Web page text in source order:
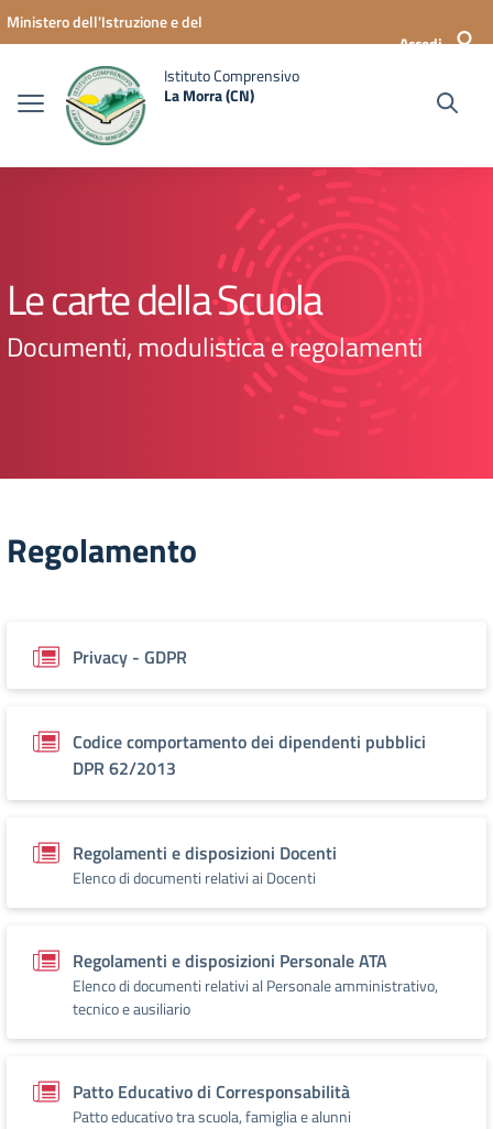
Vai ai contenuti
Vai al menu di navigazione
Vai al footer
Ministero dell'Istruzione e del
Accedi
Istituto Comprensivo
La Morra (CN)
Le carte della Scuola
Documenti, modulistica e regolamenti
Regolamento
Privacy - GDPR
Codice comportamento dei dipendenti pubblici
DPR 62/2013
Regolamenti e disposizioni Docenti
Elenco di documenti relativi ai Docenti
Regolamenti e disposizioni Personale ATA
Elenco di documenti relativi al Personale amministrativo,
tecnico e ausiliario
Patto Educativo di Corresponsabilità
Patto educativo tra scuola, famiglia e alunni